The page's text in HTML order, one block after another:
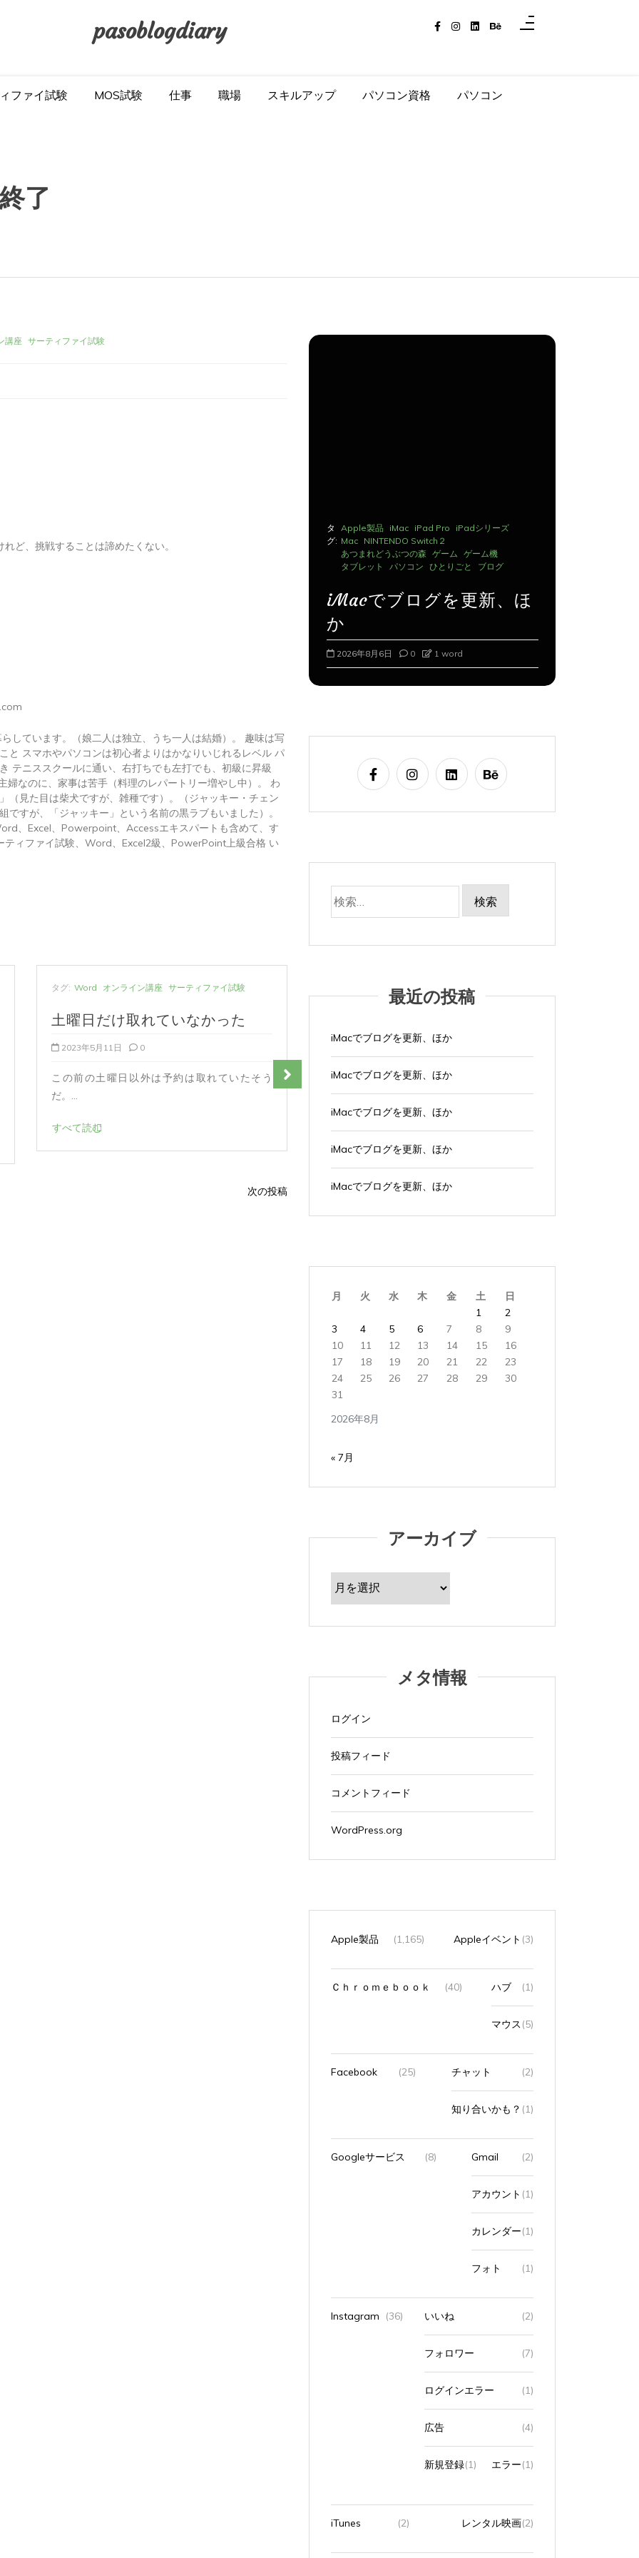
pasoblogdiary
ファイ試験 MOS試験 仕事 職場 スキルアップ パソコン資格 パソコン
了
講座 サーティファイ試験
ど、挑戦することは諦めたくない。
しています。（娘二人は独立、うち一人は結婚）。 趣味は写
と スマホやパソコンは初心者よりはかなりいじれるレベル パ
テニススクールに通い、右打ちでも左打でも、初級に昇級
婦なのに、家事は苦手（料理のレパートリー増やし中）。 わ
（見た目は柴犬ですが、雑種です）。（ジャッキー・チェン
ですが、「ジャッキー」という名前の黒ラブもいました）。
、Excel、Powerpoint、Accessエキスパートも含めて、す
ティファイ試験、Word、Excel2級、PowerPoint上級合格 い
タグ: Word オンライン講座 サーティファイ試験
土曜日だけ取れていなかった
2023年5月11日 0
この前の土曜日以外は予約は取れていたそう
だ。...
すべて読む
オンライン講座 パソコン教室
つもりはない
最後が悲惨だったので、もう２度とオンライン
講...
すべて読む
次の投稿
グ:
Mac NINTENDO Switch２
あつまれどうぶつの森
タ
グ:
Apple製品 iMac iPad Pro
iPadシリーズ
Mac
NINTENDO Switch２
あつまれどうぶつの森 ゲーム ゲーム機
タブレット
パソコン ひとりごと ブログ
iMacでブログを更新、ほ
か
2026年8月6日 0 1 word
索:
最近の投稿
iMacでブログを更新、ほか
iMacでブログを更新、ほか
iMacでブログを更新、ほか
iMacでブログを更新、ほか
iMacでブログを更新、ほか
2026年8月
月 火 水 木 金 土
日
1
2
3
4 5 6 7 8
9
10
11 12 13 14 15
16
17
18 19 20 21 22
23
24
25 26 27 28 29
30
31
« 7月
アーカイブ
ー
カ
イ
メタ情報
ログイン
投稿フィード
コメントフィード
WordPress.org
Apple製品 (1,165) Appleイベント (3)
Ｃｈｒｏｍｅｂｏｏｋ (40) ハブ (1)
マウス (5)
Facebook (25) チャット (2)
知り合いかも？ (1)
Googleサービス (8) Gmail (2)
アカウント (1)
カレンダー(1)
フォト (1)
Instagram (36) いいね (2)
フォロワー (7)
ログインエラー (1)
広告 (4)
新規登録(1) エラー(1)
iTunes (2) レンタル映画(2)